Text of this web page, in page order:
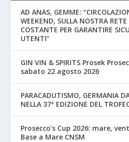
AD ANAS, GEMME:
WEEKEND, SULLA NOSTRA
COSTANTE PER GARANTIRE
UTENTI”
GIN VIN & SPIRITS Prosek
sabato 22 agosto 2026
PARACADUTISMO, GERMANIA
NELLA 37ª EDIZIONE DEL
Prosecco’s Cup 2026: mare,
Base a Mare CNSM